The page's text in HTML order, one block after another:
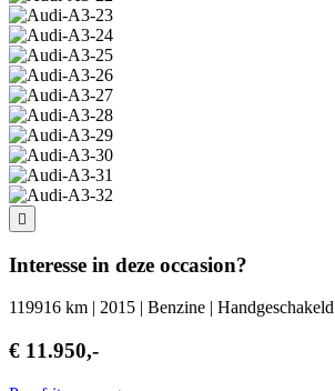
Interesse in deze occasion?
119916 km | 2015 | Benzine | Handgeschakeld
€ 11.950,-